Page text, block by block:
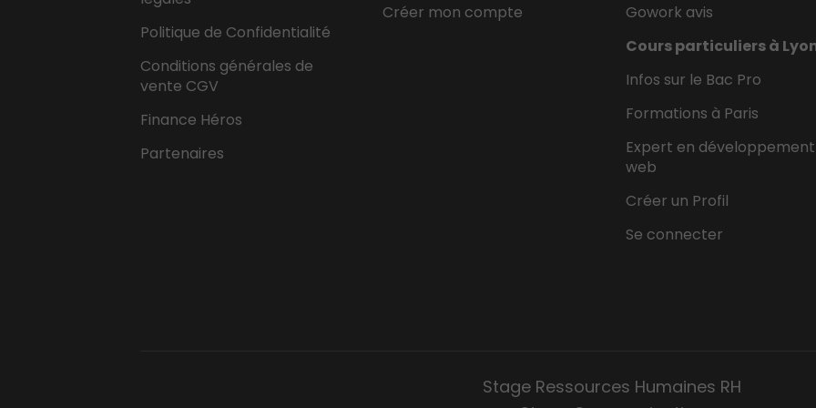
Politique de Confidentialité
Conditions générales de
vente CGV
Finance Héros
Partenaires
Créer mon compte
Gowork avis
Cours particuliers à
Infos sur le Bac Pro
Formations à Paris
Expert en développement
web
Créer un Profil
Se connecter
Stage Ressources Humaines RH